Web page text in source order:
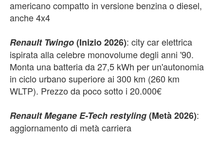
americano compatto in versione benzina o diesel,
anche 4x4
Renault Twingo(Inizio 2026): city car elettrica
ispirata alla celebre monovolume degli anni '90.
Monta una batteria da 27,5 kWh per un'autonomia
in ciclo urbano superiore ai 300 km (260 km
WLTP). Prezzo da poco sotto i 20.000€
Renault Megane E-Tech restyling(Metà 2026):
aggiornamento di metà carriera